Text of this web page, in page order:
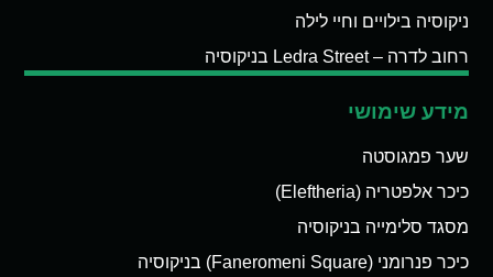
ניקוסיה בילויים וחיי לילה
רחוב לדרה – Ledra Street בניקוסיה
מידע שימושי
שער פמגוסטה
כיכר אלפטריה (Eleftheria)
מסגד סלימייה בניקוסיה
כיכר פנרומני (Faneromeni Square) בניקוסיה